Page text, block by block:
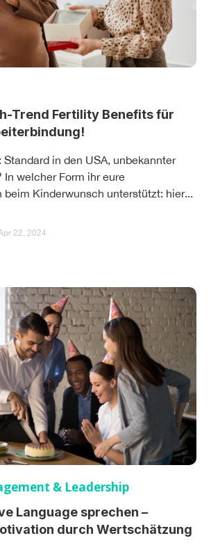
Trend Fertility Benefits für
in den USA, unbekannter
In welcher Form ihr eure
beim Kinderwunsch unterstützt: hier...
22, 2024
& Leadership
Language sprechen –
durch Wertschätzung